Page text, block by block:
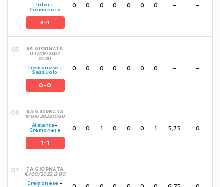
Inter-
Cremonese
3-1
0 0 0 0 0 0 0 - -
5A GIORNATA
04/09/2022
10:30
Cremonese -
Sassuolo
0-0
0 0 0 0 0 0 0 - -
6A GIORNATA
11/09/2022 10:30
Atalanta-
Cremonese
1-1
0 0 1 0 0 0 1 5,75 0
7A GIORNATA
18/09/2022 13:00
Cremonese -